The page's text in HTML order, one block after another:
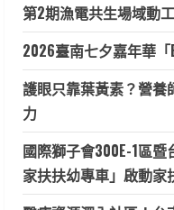
第2期漁電共生場域動
2026臺南七夕嘉年華「
護眼只靠葉黃素？營養
力
國際獅子會300E-1區
家扶扶幼專車」啟動家